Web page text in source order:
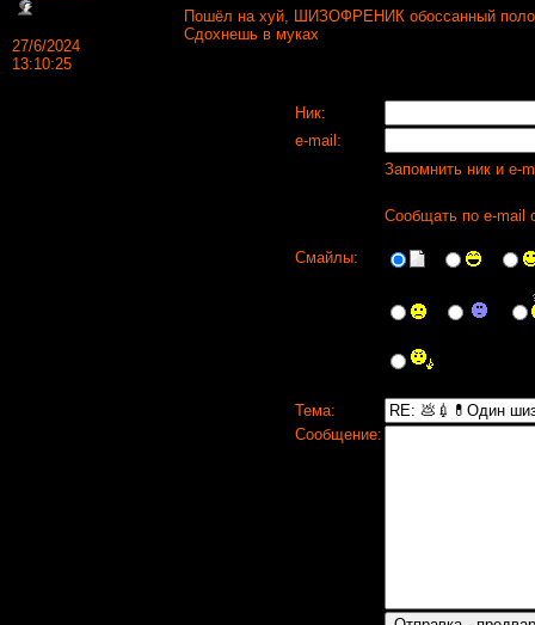
27/6/2024
13:10:25
Пошёл на хуй, ШИЗОФРЕНИК обоссанный
Сдохнешь в муках
Ник:
e-mail:
Запомнить ник и e-
Сообщать по e-mail
Смайлы:
Тема:
Сообщение: